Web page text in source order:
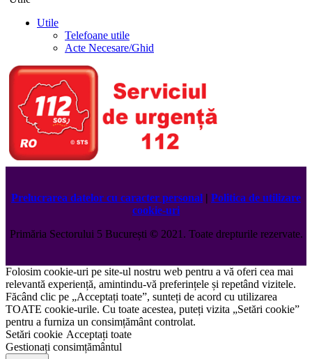
Utile
Telefoane utile
Acte Necesare/Ghid
Prelucrarea datelor cu caracter personal | Politica de utilizare
cookie-uri
Primăria Sectorului 5 București ©️2021. Toate drepturile rezervate.
Folosim cookie-uri pe site-ul nostru web pentru a vă oferi cea mai
relevantă experiență, amintindu-vă preferințele și repetând vizitele.
Făcând clic pe „Acceptați toate”, sunteți de acord cu utilizarea
TOATE cookie-urile. Cu toate acestea, puteți vizita „Setări cookie”
pentru a furniza un consimțământ controlat.
Setări cookie Acceptați toate
Gestionați consimțământul